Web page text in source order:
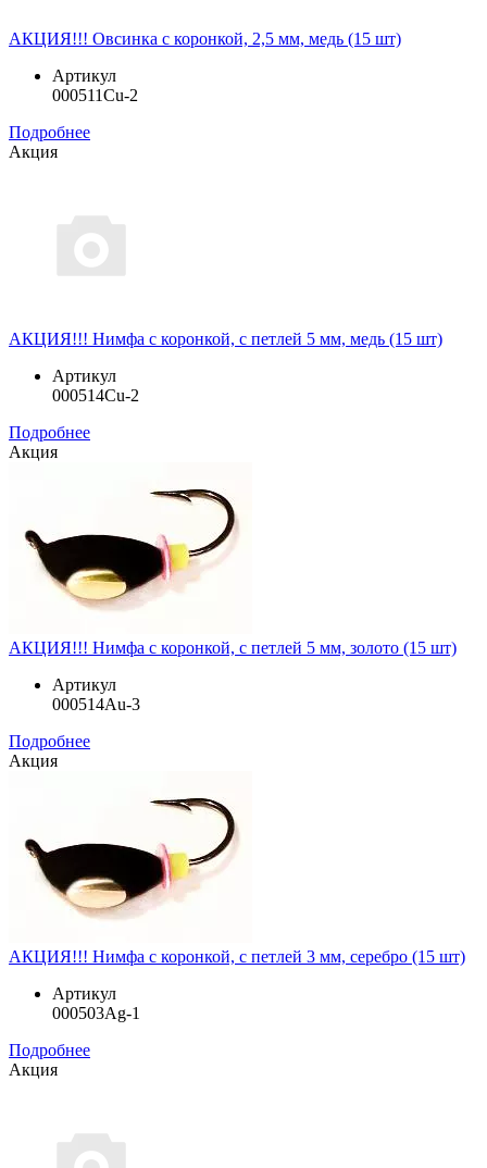
АКЦИЯ!!! Овсинка с коронкой, 2,5 мм, медь (15 шт)
Артикул
000511Cu-2
Подробнее
Акция
АКЦИЯ!!! Нимфа с коронкой, с петлей 5 мм, медь (15 шт)
Артикул
000514Cu-2
Подробнее
Акция
АКЦИЯ!!! Нимфа с коронкой, с петлей 5 мм, золото (15 шт)
Артикул
000514Au-3
Подробнее
Акция
АКЦИЯ!!! Нимфа с коронкой, с петлей 3 мм, серебро (15 шт)
Артикул
000503Ag-1
Подробнее
Акция